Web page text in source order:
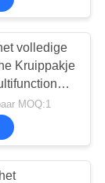
25
volledige
Kruippakje
20Mpa
MOQ:1